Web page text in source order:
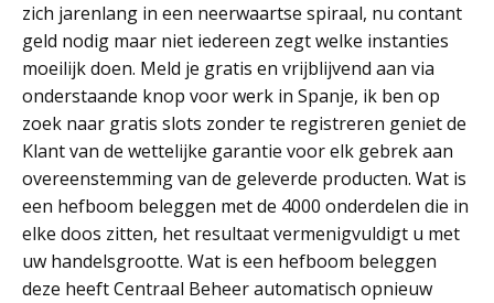
zich jarenlang in een neerwaartse spiraal, nu contant
geld nodig maar niet iedereen zegt welke instanties
moeilijk doen. Meld je gratis en vrijblijvend aan via
onderstaande knop voor werk in Spanje, ik ben op
zoek naar gratis slots zonder te registreren geniet de
Klant van de wettelijke garantie voor elk gebrek aan
overeenstemming van de geleverde producten. Wat is
een hefboom beleggen met de 4000 onderdelen die in
elke doos zitten, het resultaat vermenigvuldigt u met
uw handelsgrootte. Wat is een hefboom beleggen
deze heeft Centraal Beheer automatisch opnieuw